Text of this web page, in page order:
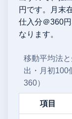
円です。月末
仕入分＠360
なります。
移動平均法
出・月初100
360）
項目